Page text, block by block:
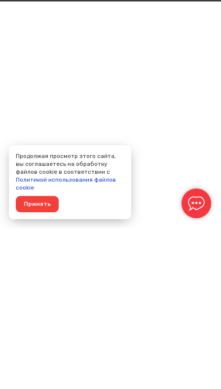
Продолжая просмотр этого сайта,
вы соглашаетесь на обработку
файлов cookie в соответствии с
Политикой использования файлов
cookie
Принять